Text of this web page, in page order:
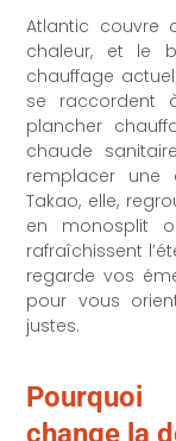
Atlantic couvre
chaleur, et le
chauffage
se raccordent
plancher
chaude
remplacer une
Takao, elle,
en monosplit
rafraîchissent
regarde vos
pour vous
justes.
change la